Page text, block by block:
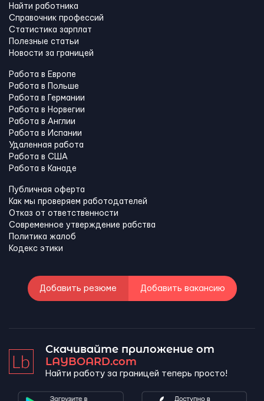
Найти работника
Справочник профессий
Статистика зарплат
Полезные статьи
Новости за границей
Работа в Европе
Работа в Польше
Работа в Германии
Работа в Норвегии
Работа в Англии
Работа в Испании
Удаленная работа
Работа в США
Работа в Канадe
Публичная оферта
Как мы проверяем работодателей
Отказ от ответственности
Современное утверждение рабства
Политика жалоб
Кодекс этики
Добавить резюме Добавить вакансию
Скачивайте приложение от
LAYBOARD.com
Найти работу за границей теперь просто!